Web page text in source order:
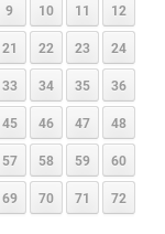
9 10 11 12
21 22 23 24
33 34 35 36
45 46 47 48
57 58 59 60
69 70 71 72